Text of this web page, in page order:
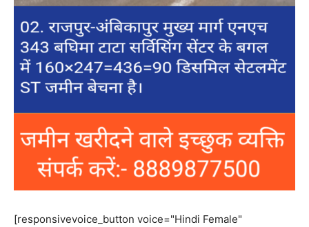
[responsivevoice_button voice="Hindi Female"